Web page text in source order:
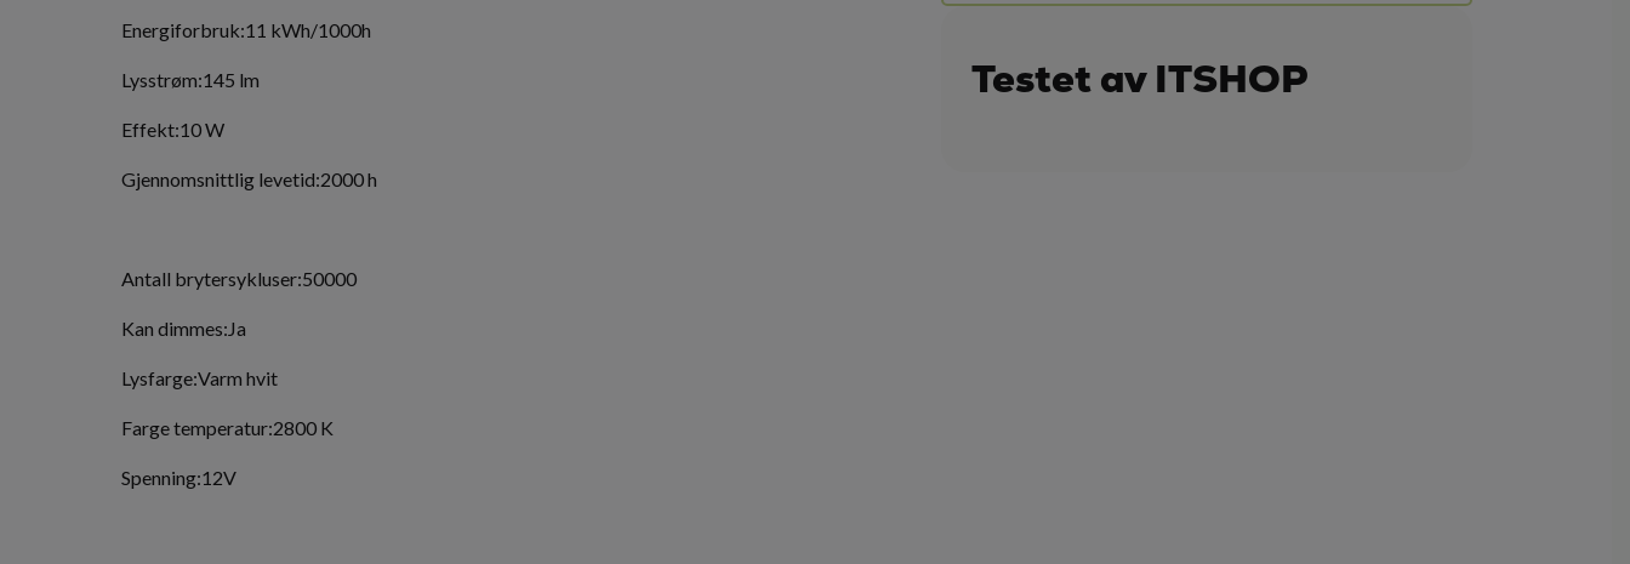
Energiforbruk:11 kWh/1000h
Lysstrøm:145 lm
Effekt:10 W
Gjennomsnittlig levetid:2000 h
Antall brytersykluser:50000
Kan dimmes:Ja
Lysfarge:Varm hvit
Farge temperatur:2800 K
Spenning:12V
Testet av ITSHOP